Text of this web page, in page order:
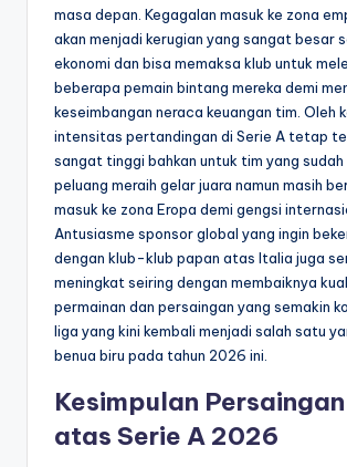
masa depan. Kegagalan masuk ke zona
akan menjadi kerugian yang sangat besar
ekonomi dan bisa memaksa klub untuk
beberapa pemain bintang mereka demi
keseimbangan neraca keuangan tim. Oleh
intensitas pertandingan di Serie A tetap
sangat tinggi bahkan untuk tim yang
peluang meraih gelar juara namun masih
masuk ke zona Eropa demi gengsi
Antusiasme sponsor global yang ingin
dengan klub-klub papan atas Italia juga
meningkat seiring dengan membaiknya
permainan dan persaingan yang semakin
liga yang kini kembali menjadi salah satu
benua biru pada tahun 2026 ini.
Kesimpulan
atas Serie A 2026